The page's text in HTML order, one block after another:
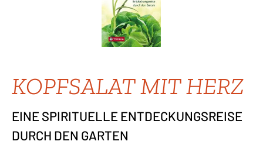
KOPFSALAT MIT HERZ
EINE SPIRITUELLE ENTDECKUNGSREISE
DURCH DEN GARTEN